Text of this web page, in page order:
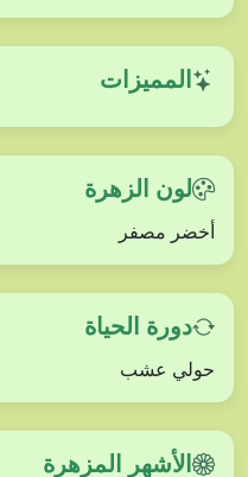
المميزات
لون الزهرة
أخضر مصفر
دورة الحياة
حولي عشب
الأشهر المزهرة